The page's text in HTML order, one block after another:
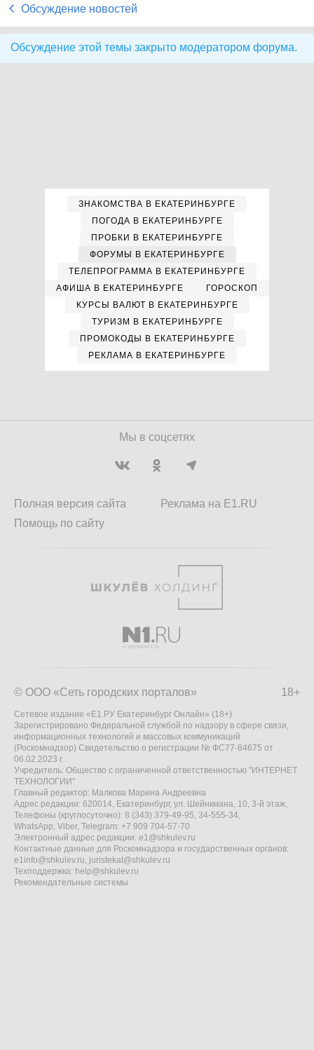
Обсуждение новостей
Обсуждение этой темы закрыто модератором форума.
ЗНАКОМСТВА В ЕКАТЕРИНБУРГЕ
ПОГОДА В ЕКАТЕРИНБУРГЕ
ПРОБКИ В ЕКАТЕРИНБУРГЕ
ФОРУМЫ В ЕКАТЕРИНБУРГЕ
ТЕЛЕПРОГРАММА В ЕКАТЕРИНБУРГЕ
АФИША В ЕКАТЕРИНБУРГЕ
ГОРОСКОП
КУРСЫ ВАЛЮТ В ЕКАТЕРИНБУРГЕ
ТУРИЗМ В ЕКАТЕРИНБУРГЕ
ПРОМОКОДЫ В ЕКАТЕРИНБУРГЕ
РЕКЛАМА В ЕКАТЕРИНБУРГЕ
Мы в соцсетях
Полная версия сайта
Помощь по сайту
Реклама на E1.RU
18+
© ООО «Сеть городских порталов»
Сетевое издание «Е1.РУ Екатеринбург Онлайн» (18+)
Зарегистрировано Федеральной службой по надзору в сфере связи,
информационных технологий и массовых коммуникаций
(Роскомнадзор) Свидетельство о регистрации № ФС77-84675 от
06.02.2023 г.
Учредитель: Общество с ограниченной ответственностью "ИНТЕРНЕТ
ТЕХНОЛОГИИ"
Главный редактор: Малкова Марина Андреевна
Адрес редакции: 620014, Екатеринбург, ул. Шейнкмана, 10, 3-й этаж,
Телефоны (круглосуточно): 8 (343) 379-49-95, 34-555-34,
WhatsApp, Viber, Telegram: +7 909 704-57-70
Электронный адрес редакции: e1@shkulev.ru
Контактные данные для Роскомнадзора и государственных органов:
e1info@shkulev.ru, juristekat@shkulev.ru
Техподдержка: help@shkulev.ru
Рекомендательные системы